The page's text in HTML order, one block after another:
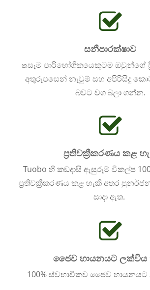
සනීපාරක්ෂාව
කසෑම පාරිභෝගිකයෙකුටම ඔවුන්ගේ
අතුරුපසෙන් නැවුම් සහ අපිරිසිදු
බවට වග බලා ගන්න.
ප්‍රතිචක්‍රීකරණය කළ
Tuobo හි කඩදාසි ඇසුරුම් විකල්ප
ප්‍රතිචක්‍රීකරණය කළ හැකි අතර
සාදා ඇත.
ජෛව හායනයට ලක්විය
100% ස්වභාවිකව ජෛව